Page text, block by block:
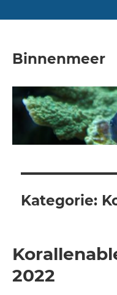
Binnenmeer
Kategorie:
2022